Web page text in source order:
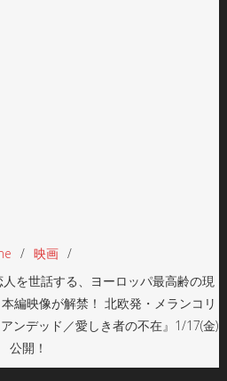
映画
を世話する、ヨーロッパ最高齢の現
編映像が解禁！ 北欧発・メランコリ
ンデッド／愛しき者の不在』1/17(金)
公開！